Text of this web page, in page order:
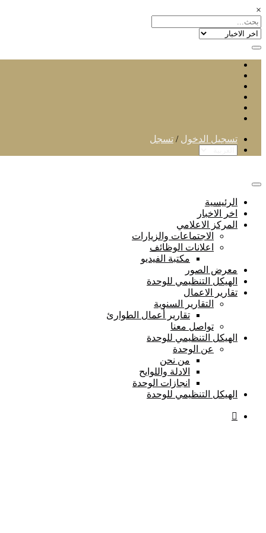
×
تسجيل الدخول / تسجل
الرئيسية
اخر الاخبار
المركز الاعلامي
الاجتماعات والزيارات
اعلانات الوظائف
مكتبة الفيديو
معرض الصور
الهيكل التنظيمي للوحدة
تقارير الاعمال
التقارير السنوية
تقارير أعمال الطوارئ
تواصل معنا
الهيكل التنظيمي للوحدة
عن الوحدة
من نحن
الادلة واللوايح
انجازات الوحدة
الهيكل التنظيمي للوحدة